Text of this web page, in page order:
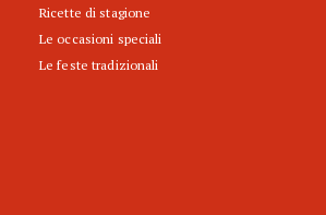
Ricette di stagione
Le occasioni speciali
Le feste tradizionali